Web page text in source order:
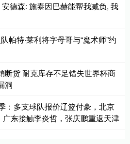
德森: 施泰因巴赫能帮我减负, 我
帕特·莱利将字母哥与“魔术师”约
断货 耐克库存不足错失世界杯商
洞
：多支球队报价辽篮付豪，北京
东接触李炎哲，张庆鹏重返天津